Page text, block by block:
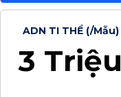
3 Triệu
ADN TI THỂ (/Mẫu)